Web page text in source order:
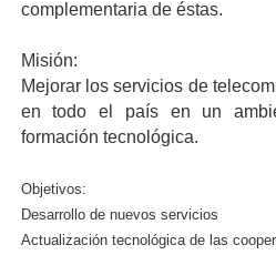
complementaria de éstas.
Misión:
Mejorar los servicios de
en todo el país en un
formación tecnológica.
Objetivos:
Desarrollo de nuevos servicios
Actualización tecnológica de las